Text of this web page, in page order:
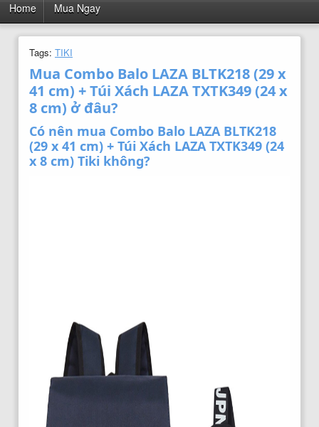
Home Mua Ngay
Tags: TIKI
Mua Combo Balo LAZA BLTK218 (29 x
41 cm) + Túi Xách LAZA TXTK349 (24 x
8 cm) ở đâu?
Có nên mua Combo Balo LAZA BLTK218
(29 x 41 cm) + Túi Xách LAZA TXTK349 (24
x 8 cm) Tiki không?